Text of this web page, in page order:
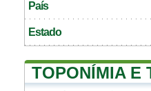
País
Estado
TOPONÍMIA E